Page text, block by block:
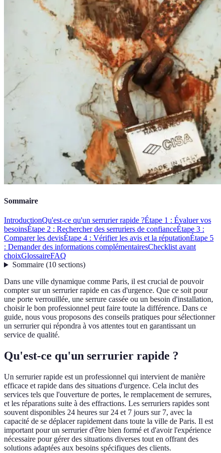
Sommaire
IntroductionQu'est-ce qu'un serrurier rapide ?Étape 1 : Évaluer vos
besoinsÉtape 2 : Rechercher des serruriers de confianceÉtape 3 :
Comparer les devisÉtape 4 : Vérifier les avis et la réputationÉtape 5
: Demander des informations complémentairesChecklist avant
choixGlossaireFAQ
Sommaire(10 sections)
Dans une ville dynamique comme Paris, il est crucial de pouvoir
compter sur un serrurier rapide en cas d'urgence. Que ce soit pour
une porte verrouillée, une serrure cassée ou un besoin d'installation,
choisir le bon professionnel peut faire toute la différence. Dans ce
guide, nous vous proposons des conseils pratiques pour sélectionner
un serrurier qui répondra à vos attentes tout en garantissant un
service de qualité.
Qu'est-ce qu'un serrurier rapide ?
Un serrurier rapide est un professionnel qui intervient de manière
efficace et rapide dans des situations d'urgence. Cela inclut des
services tels que l'ouverture de portes, le remplacement de serrures,
et les réparations suite à des effractions. Les serruriers rapides sont
souvent disponibles 24 heures sur 24 et 7 jours sur 7, avec la
capacité de se déplacer rapidement dans toute la ville de Paris. Il est
important pour un serrurier d'être bien formé et d'avoir l'expérience
nécessaire pour gérer des situations diverses tout en offrant des
solutions adaptées aux besoins spécifiques des clients.